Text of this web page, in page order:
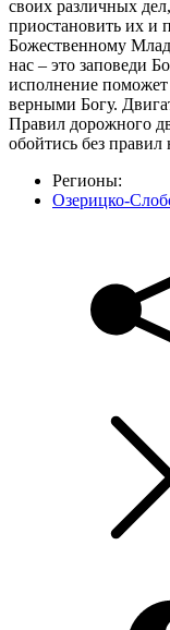
своих различных
приостановить их и
Божественному
нас – это заповеди
исполнение поможет
верными Богу.
Правил дорожного
обойтись без
Регионы:
Озерицко-